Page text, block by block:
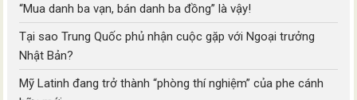
“Mua danh ba vạn, bán danh ba đồng” là vậy!
Tại sao Trung Quốc phủ nhận cuộc gặp với Ngoại trưởng
Nhật Bản?
Mỹ Latinh đang trở thành “phòng thí nghiệm” của phe cánh